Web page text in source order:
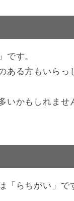
です。
ある方もいらっ
いかもしれませ
「らちがい」で